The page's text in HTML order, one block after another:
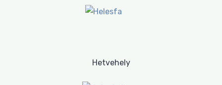
Hetvehely